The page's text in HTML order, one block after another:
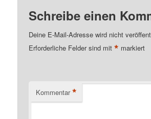
Schreibe einen
Deine E-Mail-Adresse wird nicht
Erforderliche Felder sind mit* markiert
Kommentar *